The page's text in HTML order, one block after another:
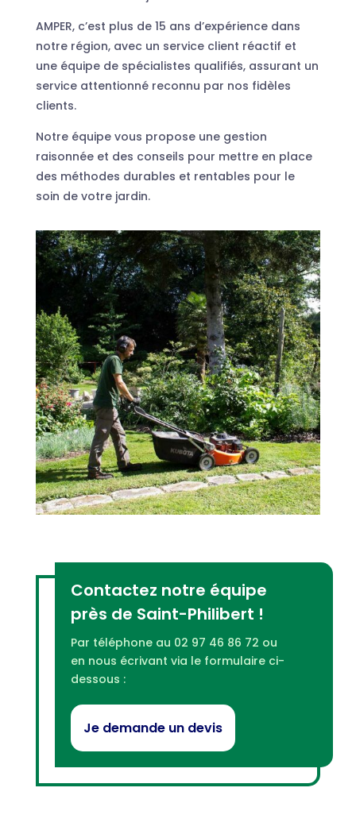
AMPER, c’est plus de 15 ans d’expérience dans
notre région, avec un service client réactif et
une équipe de spécialistes qualifiés, assurant un
service attentionné reconnu par nos fidèles
clients.
Notre équipe vous propose une gestion
raisonnée et des conseils pour mettre en place
des méthodes durables et rentables pour le
soin de votre jardin.
Contactez notre équipe
près de Saint-Philibert !
Par téléphone au 02 97 46 86 72 ou
en nous écrivant via le formulaire ci-
dessous :
Je demande un devis